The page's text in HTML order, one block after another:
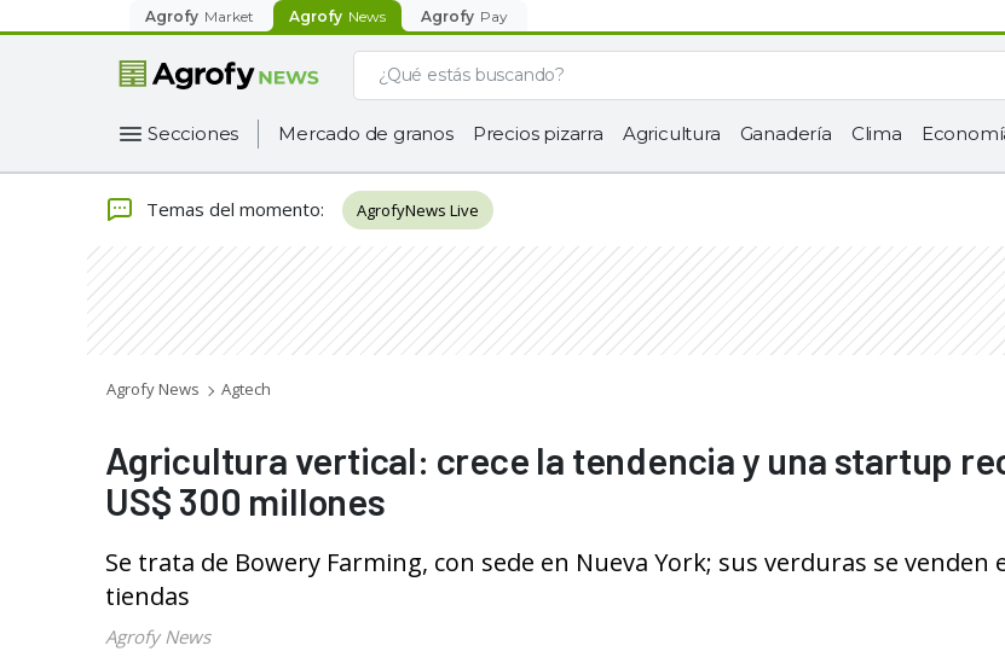
Agrofy Market Agrofy News Agrofy Pay
Secciones Mercado de granos Precios pizarra Agricultura Ganadería Clima
Temas del momento: AgrofyNews Live
Agrofy News Agtech
Agricultura vertical: crece la tendencia y una startup
US$ 300 millones
Se trata de Bowery Farming, con sede en Nueva York; sus verduras se venden
tiendas
Agrofy News